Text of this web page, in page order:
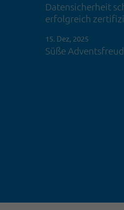
Datensicherheit
erfolgreich
15. Dez, 2025
Süße